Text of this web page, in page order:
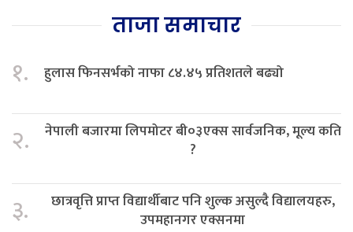
ताजा समाचार
१. हुलास फिनसर्भको नाफा ८४.४५ प्रतिशतले बढ्यो
२.
नेपाली बजारमा लिपमोटर बी०३एक्स सार्वजनिक, मूल्य कति
?
३.
छात्रवृत्ति प्राप्त विद्यार्थीबाट पनि शुल्क असुल्दै विद्यालयहरु,
उपमहानगर एक्सनमा